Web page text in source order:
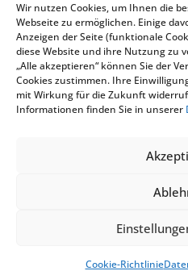
Wir nutzen Cookies, um Ihnen die
Webseite zu ermöglichen. Einige
Anzeigen der Seite (funktionale
diese Website und ihre Nutzung zu
„Alle akzeptieren“ können Sie der
Cookies zustimmen. Ihre
mit Wirkung für die Zukunft
Informationen finden Sie in unserer
Cookie-Richtlinie
© 2024 Narrenbunt 2007 e.V.